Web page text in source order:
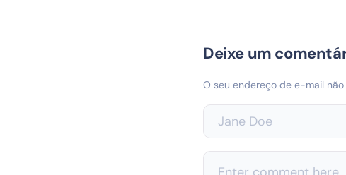
Deixe um
O seu endereço de e-mail